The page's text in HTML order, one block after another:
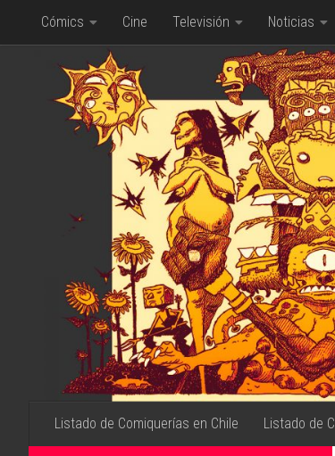
Saltar al contenido
Cómics Cine Televisión Noticias
Listado de Comiquerías en Chile Listado de